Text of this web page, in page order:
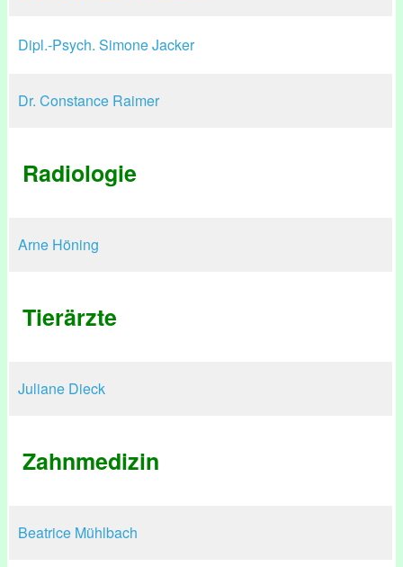
Dipl.-Psych. Simone Jacker
Dr. Constance Raimer
Radiologie
Arne Höning
Tierärzte
Juliane Dieck
Zahnmedizin
Beatrice Mühlbach